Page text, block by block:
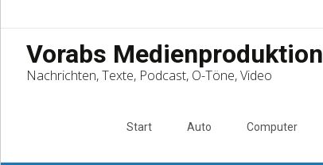
Vorabs Medienproduktion
Nachrichten, Texte, Podcast, O-Töne, Video
Start Auto Computer